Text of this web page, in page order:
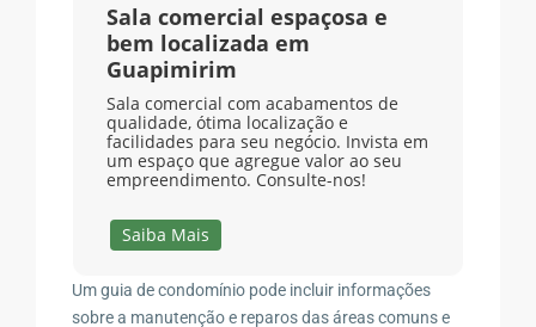
Sala comercial espaçosa e
bem localizada em
Guapimirim
Sala comercial com acabamentos de
qualidade, ótima localização e
facilidades para seu negócio. Invista em
um espaço que agregue valor ao seu
empreendimento. Consulte-nos!
Saiba Mais
Um guia de condomínio pode incluir informações
sobre a manutenção e reparos das áreas comuns e